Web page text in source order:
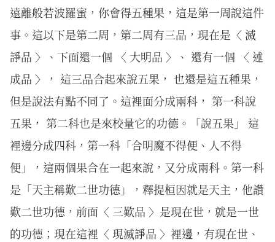
遠離般若波羅蜜，你會得五種果，這是第一周說這件
事。這以下是第二周，第二周有三品，現在是〈 滅
諍品 〉、下面還一個 〈 大明品 〉、 還有一個 〈 述
成品 〉， 這三品合起來說五果， 也還是這五種果，
但是說法有點不同了。這裡面分成兩科， 第一科說
五果， 第二科也是來校量它的功德。「說五果」 這
裡邊分成四科，第一科「合明魔不得便、人不得
便」，這兩個果合在一起來說，又分成兩科。第一科
是「天主稱歎二世功德」，釋提桓因就是天主，他讚
歎二世功德，前面〈 三歎品 〉是現在世，就是一世
的功德；現在這裡〈 現滅諍品 〉裡邊，有現在世、